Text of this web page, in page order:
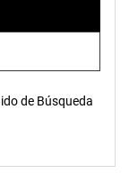
de Búsqueda